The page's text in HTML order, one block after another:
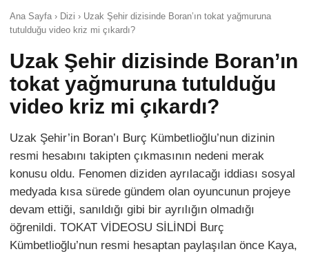
Ana Sayfa › Dizi › Uzak Şehir dizisinde Boran’ın tokat yağmuruna
tutulduğu video kriz mi çıkardı?
Uzak Şehir dizisinde Boran’ın
tokat yağmuruna tutulduğu
video kriz mi çıkardı?
Uzak Şehir’in Boran’ı Burç Kümbetlioğlu’nun dizinin
resmi hesabını takipten çıkmasının nedeni merak
konusu oldu. Fenomen diziden ayrılacağı iddiası sosyal
medyada kısa sürede gündem olan oyuncunun projeye
devam ettiği, sanıldığı gibi bir ayrılığın olmadığı
öğrenildi. TOKAT VİDEOSU SİLİNDİ Burç
Kümbetlioğlu’nun resmi hesaptan paylaşılan önce Kaya,